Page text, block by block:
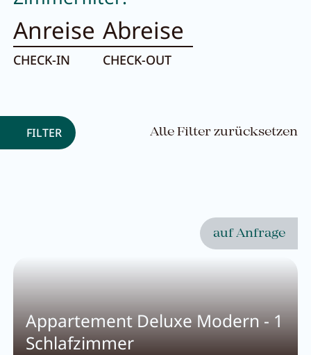
Anreise
CHECK-IN
Abreise
CHECK-OUT
FILTER Alle Filter zurücksetzen
Appartement Deluxe Modern - 1
Schlafzimmer
auf Anfrage